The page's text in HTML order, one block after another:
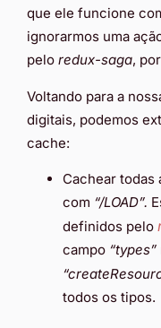
que ele funcione
ignorarmos uma
pelo redux-saga,
Voltando para a
digitais, podemos
cache:
Cachear todas
com “/LOAD”.
definidos pelo
campo “types”
todos os tipos.